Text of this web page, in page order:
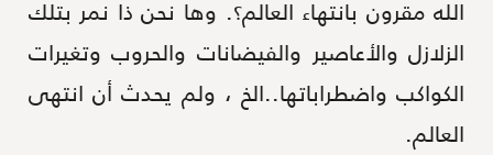
الله مقرون بانتهاء العالم؟. وها نحن ذا نمر بتلك
الزلازل والأعاصير والفيضانات والحروب وتغيرات
الكواكب واضطراباتها..الخ ، ولم يحدث أن انتهى
العالم.